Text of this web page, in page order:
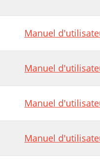
Manuel
Manuel
Manuel
Manuel